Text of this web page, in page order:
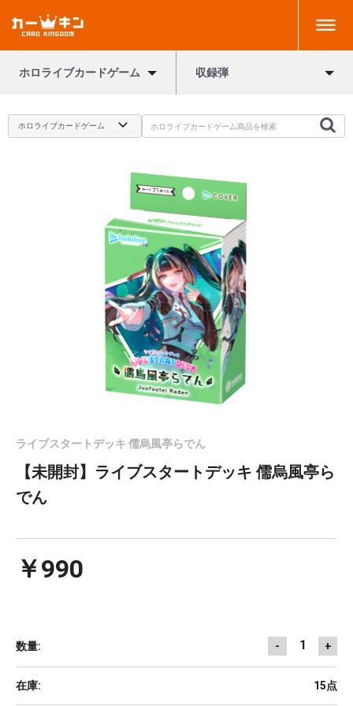
ホロライブカードゲーム 収録弾
ライブスタートデッキ 儒烏風亭らでん
【未開封】ライブスタートデッキ 儒烏風亭ら
でん
￥990
数量: - 1 +
在庫: 15点